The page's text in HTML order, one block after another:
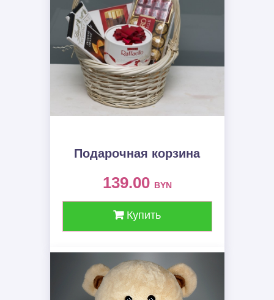
Подарочная корзина
139.00 BYN
Купить